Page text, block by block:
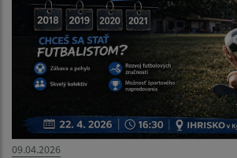
09.04.2026